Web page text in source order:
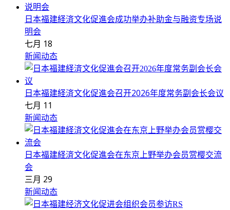
日本福建経済文化促進会成功举办补助金与融资专场说
明会
七月 18
新闻动态
日本福建経済文化促進会召开2026年度常务副会长会议
七月 11
新闻动态
日本福建経済文化促進会在东京上野举办会员赏樱交流
会
三月 29
新闻动态